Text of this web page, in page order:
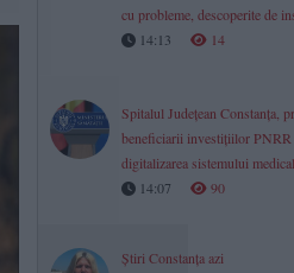
cu probleme, descoperite de
14:13
14
Spitalul Județean Constanța,
beneficiarii investițiilor PNRR
digitalizarea sistemului medical
14:07
90
Știri Constanța azi